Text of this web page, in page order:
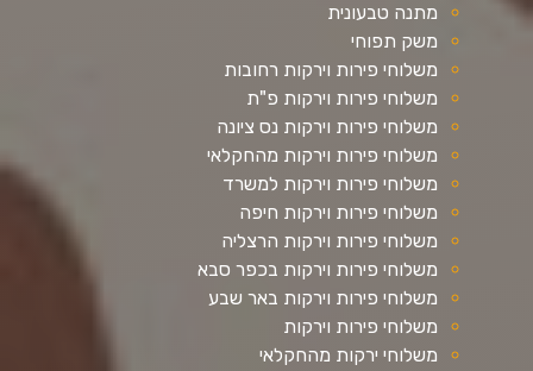
מתנה טבעונית
משק תפוחי
משלוחי פירות וירקות רחובות
משלוחי פירות וירקות פ"ת
משלוחי פירות וירקות נס ציונה
משלוחי פירות וירקות מהחקלאי
משלוחי פירות וירקות למשרד
משלוחי פירות וירקות חיפה
משלוחי פירות וירקות הרצליה
משלוחי פירות וירקות בכפר סבא
משלוחי פירות וירקות באר שבע
משלוחי פירות וירקות
משלוחי ירקות מהחקלאי